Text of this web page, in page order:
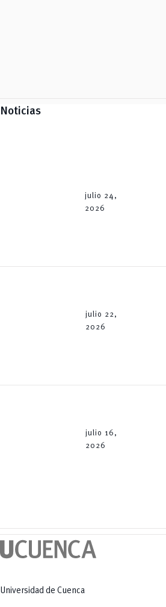
Noticias
julio 24,
2026
julio 22,
2026
julio 16,
2026
Universidad de Cuenca